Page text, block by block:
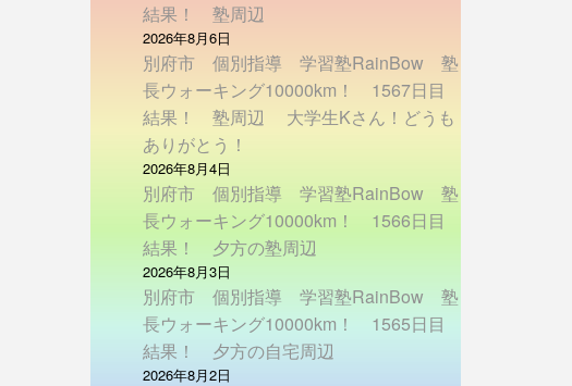
結果！ 塾周辺
2026年8月6日
別府市 個別指導 学習塾RainBow 塾
長ウォーキング10000km！ 1567日目
結果！ 塾周辺 大学生Kさん！どうも
ありがとう！
2026年8月4日
別府市 個別指導 学習塾RainBow 塾
長ウォーキング10000km！ 1566日目
結果！ 夕方の塾周辺
2026年8月3日
別府市 個別指導 学習塾RainBow 塾
長ウォーキング10000km！ 1565日目
結果！ 夕方の自宅周辺
2026年8月2日